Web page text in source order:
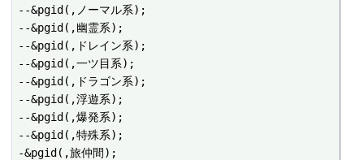
--&pgid(,ノーマル系);
--&pgid(,幽霊系);
--&pgid(,ドレイン系);
--&pgid(,一ツ目系);
--&pgid(,ドラゴン系);
--&pgid(,浮遊系);
--&pgid(,爆発系);
--&pgid(,特殊系);
-&pgid(,旅仲間);